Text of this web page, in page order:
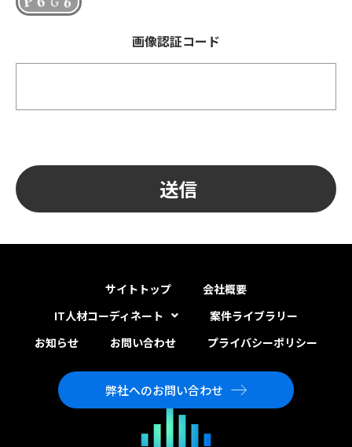
画像認証コード
サイトトップ
会社概要
IT人材コーディネート
案件ライブラリー
お知らせ
お問い合わせ プライバシーポリシー
弊社へのお問い合わせ